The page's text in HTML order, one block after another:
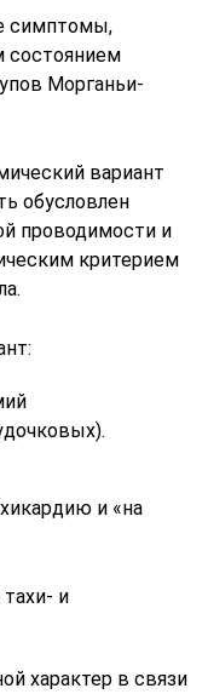
симптомы,
состоянием
Морганьи-
вариант
обусловлен
проводимости и
критерием
и «на
и
характер в связи